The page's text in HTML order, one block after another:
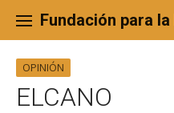
content
Fundación para
OPINIÓN
ELCANO